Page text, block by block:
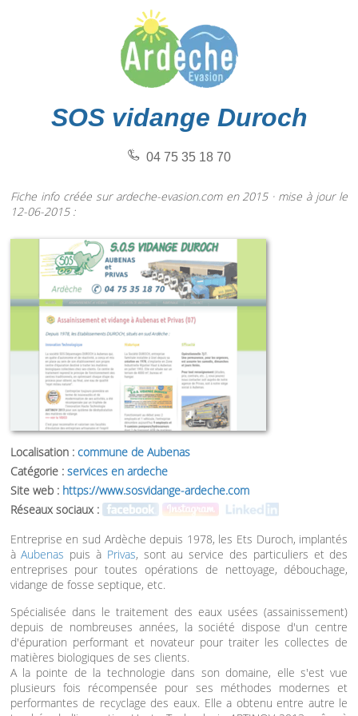
SOS vidange Duroch
04 75 35 18 70
Fiche info créée sur ardeche-evasion.com en 2015 · mise à jour le
12-06-2015 :
Localisation : commune de Aubenas
Catégorie : services en ardeche
Site web : https://www.sosvidange-ardeche.com
Réseaux sociaux :
Entreprise en sud Ardèche depuis 1978, les Ets Duroch, implantés
àAubenas puis à Privas, sont au service des particuliers et des
entreprises pour toutes opérations de nettoyage, débouchage,
vidange de fosse septique, etc.
Spécialisée dans le traitement des eaux usées (assainissement)
depuis de nombreuses années, la société dispose d'un centre
d'épuration performant et novateur pour traiter les collectes de
matières biologiques de ses clients.
A la pointe de la technologie dans son domaine, elle s'est vue
plusieurs fois récompensée pour ses méthodes modernes et
performantes de recyclage des eaux. Elle a obtenu entre autre le